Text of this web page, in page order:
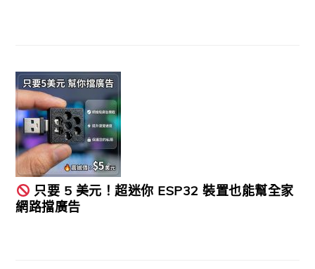
只要 5 美元！超迷你 ESP32 裝置也能幫全家
網路擋廣告